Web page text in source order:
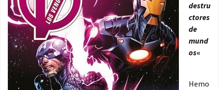
destru
ctores
de
mund
os«
Hemo